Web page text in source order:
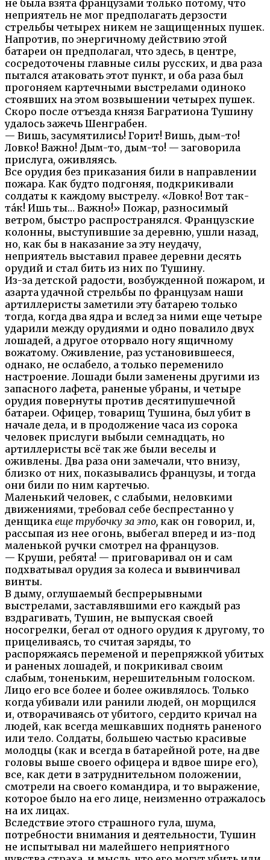
не была взята французами только потому, что
неприятель не мог предполагать дерзости
стрельбы четырех никем не защищенных пушек.
Напротив, по энергичному действию этой
батареи он предполагал, что здесь, в центре,
сосредоточены главные силы русских, и два раза
пытался атаковать этот пункт, и оба раза был
прогоняем картечными выстрелами одиноко
стоявших на этом возвышении четырех пушек.
Скоро после отъезда князя Багратиона Тушину
удалось зажечь Шенграбен.
— Вишь, засумятились! Горит! Вишь, дым-то!
Ловко! Важно! Дым-то, дым-то! — заговорила
прислуга, оживляясь.
Все орудия без приказания били в направлении
пожара. Как будто подгоняя, подкрикивали
солдаты к каждому выстрелу. «Ловко! Вот так-
та́к! Ишь ты… Важно!» Пожар, разносимый
ветром, быстро распространялся. Французские
колонны, выступившие за деревню, ушли назад,
но, как бы в наказание за эту неудачу,
неприятель выставил правее деревни десять
орудий и стал бить из них по Тушину.
Из-за детской радости, возбужденной пожаром, и
азарта удачной стрельбы по французам наши
артиллеристы заметили эту батарею только
тогда, когда два ядра и вслед за ними еще четыре
ударили между орудиями и одно повалило двух
лошадей, а другое оторвало ногу ящичному
вожатому. Оживление, раз установившееся,
однако, не ослабело, а только переменило
настроение. Лошади были заменены другими из
запасного лафета, раненые убраны, и четыре
орудия повернуты против десятипушечной
батареи. Офицер, товарищ Тушина, был убит в
начале дела, и в продолжение часа из сорока
человек прислуги выбыли семнадцать, но
артиллеристы всё так же были веселы и
оживлены. Два раза они замечали, что внизу,
близко от них, показывались французы, и тогда
они били по ним картечью.
Маленький человек, с слабыми, неловкими
движениями, требовал себе беспрестанно у
денщика еще трубочку за это, как он говорил, и,
рассыпая из нее огонь, выбегал вперед и из-под
маленькой ручки смотрел на французов.
— Круши, ребята! — приговаривал он и сам
подхватывал орудия за колеса и вывинчивал
винты.
В дыму, оглушаемый беспрерывными
выстрелами, заставлявшими его каждый раз
вздрагивать, Тушин, не выпуская своей
носогрелки, бегал от одного орудия к другому, то
прицеливаясь, то считая заряды, то
распоряжаясь переменой и перепряжкой убитых
и раненых лошадей, и покрикивал своим
слабым, тоненьким, нерешительным голоском.
Лицо его все более и более оживлялось. Только
когда убивали или ранили людей, он морщился
и, отворачиваясь от убитого, сердито кричал на
людей, как всегда мешкавших поднять раненого
или тело. Солдаты, большею частью красивые
молодцы (как и всегда в батарейной роте, на две
головы выше своего офицера и вдвое шире его),
все, как дети в затруднительном положении,
смотрели на своего командира, и то выражение,
которое было на его лице, неизменно отражалось
на их лицах.
Вследствие этого страшного гула, шума,
потребности внимания и деятельности, Тушин
не испытывал ни малейшего неприятного